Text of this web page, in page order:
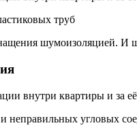
труб
шумоизоляцией. И
неправильных угловых